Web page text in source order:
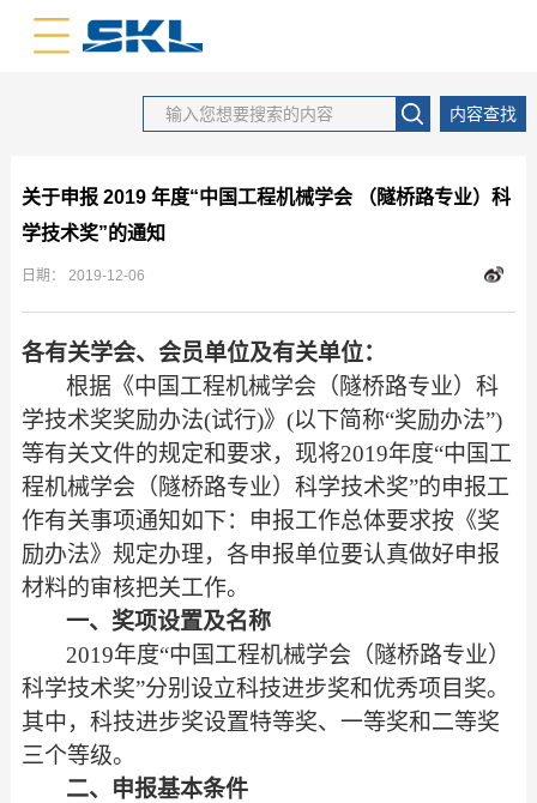
中文版 英文版
内容查找
​关于申报 2019 年度“中国工程机械学会 （隧桥路专业）科
学技术奖”的通知
日期： 2019-12-06
各有关学会、会员单位及有关单位：
根据《中国工程机械学会（隧桥路专业）科
学技术奖奖励办法(试行)》(以下简称“奖励办法”)
等有关文件的规定和要求，现将2019年度“中国工
程机械学会（隧桥路专业）科学技术奖”的申报工
作有关事项通知如下：申报工作总体要求按《奖
励办法》规定办理，各申报单位要认真做好申报
材料的审核把关工作。
一、 奖项设置及名称
2019年度“中国工程机械学会（隧桥路专业）
科学技术奖”分别设立科技进步奖和优秀项目奖。
其中，科技进步奖设置特等奖、一等奖和二等奖
三个等级。
二、 申报基本条件